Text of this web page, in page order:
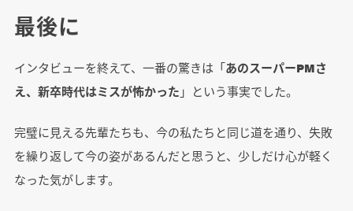
最後に
インタビューを終えて、一番の驚きは「あのスーパーPMさ
え、新卒時代はミスが怖かった 」という事実でした。
完璧に見える先輩たちも、今の私たちと同じ道を通り、失敗
を繰り返して今の姿があるんだと思うと、少しだけ心が軽く
なった気がします。